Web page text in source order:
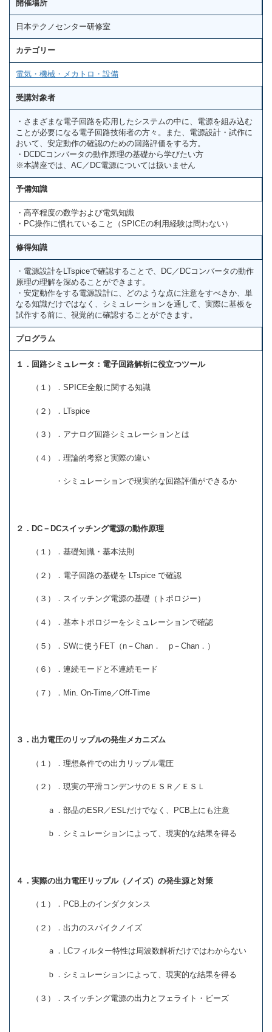
開催場所
日本テクノセンター研修室
カテゴリー
電気・機械・メカトロ・設備
受講対象者
・さまざまな電子回路を応用したシステムの中に、電源を組み込む
ことが必要になる電子回路技術者の方々。また、電源設計・試作に
おいて、安定動作の確認のための回路評価をする方。
・DCDCコンバータの動作原理の基礎から学びたい方
※本講座では、AC／DC電源については扱いません
予備知識
・高卒程度の数学および電気知識
・PC操作に慣れていること（SPICEの利用経験は問わない）
修得知識
・電源設計をLTspiceで確認することで、DC／DCコンバータの動作
原理の理解を深めることができます。
・安定動作をする電源設計に、どのような点に注意をすべきか、単
なる知識だけではなく、シミュレーションを通して、実際に基板を
試作する前に、視覚的に確認することができます。
プログラム
１．回路シミュレータ：電子回路解析に役立つツール
（１）．SPICE全般に関する知識
（２）．LTspice
（３）．アナログ回路シミュレーションとは
（４）．理論的考察と実際の違い
・シミュレーションで現実的な回路評価ができるか
２．DC－DCスイッチング電源の動作原理
（１）．基礎知識・基本法則
（２）．電子回路の基礎を LTspice で確認
（３）．スイッチング電源の基礎（トポロジー）
（４）．基本トポロジーをシミュレーションで確認
（５）．SWに使うFET（n－Chan． p－Chan．）
（６）．連続モードと不連続モード
（７）．Min. On‐Time／Off‐Time
３．出力電圧のリップルの発生メカニズム
（１）．理想条件での出力リップル電圧
（２）．現実の平滑コンデンサのＥＳＲ／ＥＳＬ
ａ．部品のESR／ESLだけでなく、PCB上にも注意
ｂ．シミュレーションによって、現実的な結果を得る
４．実際の出力電圧リップル（ノイズ）の発生源と対策
（１）．PCB上のインダクタンス
（２）．出力のスパイクノイズ
ａ．LCフィルター特性は周波数解析だけではわからない
ｂ．シミュレーションによって、現実的な結果を得る
（３）．スイッチング電源の出力とフェライト・ビーズ